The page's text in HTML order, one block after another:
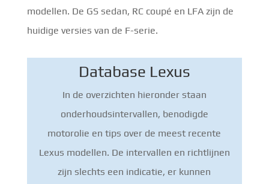
modellen. De GS sedan, RC coupé en LFA zijn de
huidige versies van de F-serie.
Database Lexus
In de overzichten hieronder staan
onderhoudsintervallen, benodigde
motorolie en tips over de meest recente
Lexus modellen. De intervallen en richtlijnen
zijn slechts een indicatie, er kunnen